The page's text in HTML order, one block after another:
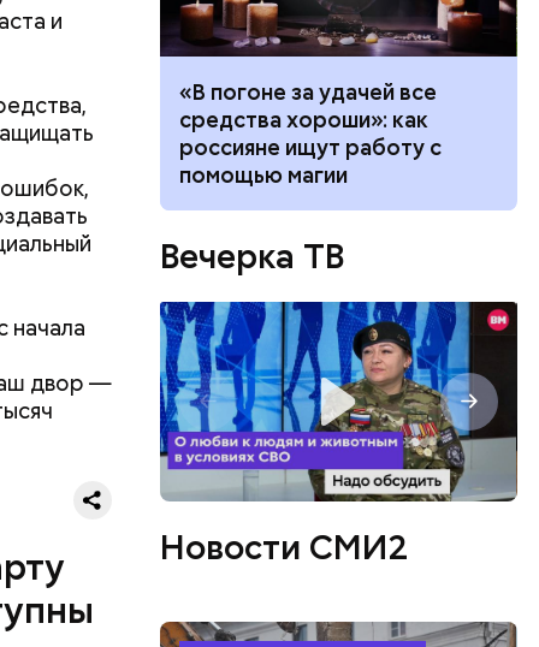
и
начала
двор —
толпу
«В погоне за удачей все
средства хороши»: как
россияне ищут работу с
помощью магии
Вечерка ТВ
Новости СМИ2